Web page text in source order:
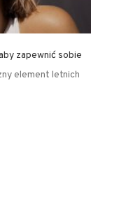
zapewnić sobie
element letnich